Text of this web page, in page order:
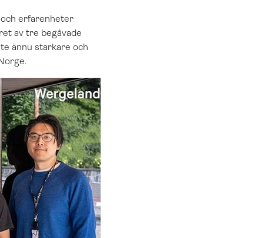
och erfarenheter
av tre begåvade
ännu starkare och